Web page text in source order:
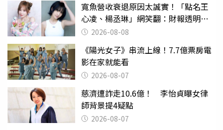
寬魚營收衰退原因太誠實！「點名王
心凌、楊丞琳」網笑翻：財報透明度
滿分2026-08-08
《陽光女子》串流上線！7.7億票房電
影在家就能看
2026-08-07
慈濟遭詐走10.6億！ 李怡貞曝女律
師背景提4疑點
2026-08-07